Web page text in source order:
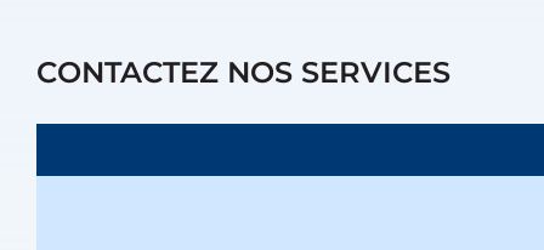
CONTACTEZ NOS SERVICES